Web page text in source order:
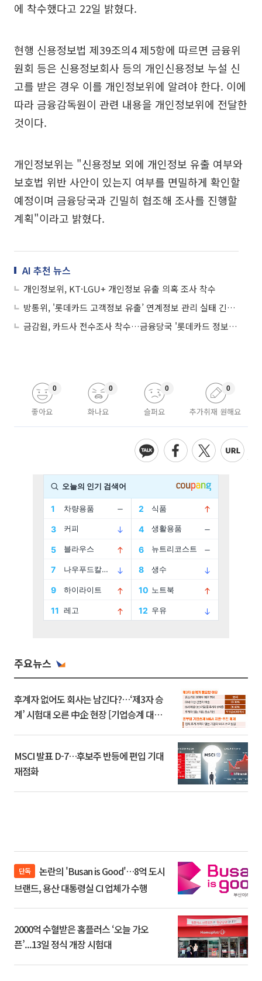
에 착수했다고 22일 밝혔다.
현행 신용정보법 제39조의4 제5항에 따르면 금융위
원회 등은 신용정보회사 등의 개인신용정보 누설 신
고를 받은 경우 이를 개인정보위에 알려야 한다. 이에
따라 금융감독원이 관련 내용을 개인정보위에 전달한
것이다.
개인정보위는 "신용정보 외에 개인정보 유출 여부와
보호법 위반 사안이 있는지 여부를 면밀하게 확인할
예정이며 금융당국과 긴밀히 협조해 조사를 진행할
계획"이라고 밝혔다.
AI 추천 뉴스
개인정보위, KT·LGU+ 개인정보 유출 의혹 조사 착수
방통위, '롯데카드 고객정보 유출’ 연계정보 관리 실태 긴급 점검
금감원, 카드사 전수조사 착수…금융당국 '롯데카드 정보유출' 긴급 대책회의
좋아요
0
화나요
0
슬퍼요
0
추가취재 원해요
0
주요뉴스
후계자 없어도 회사는 남긴다?…‘제3자 승
계’ 시험대 오른 中企 현장 [기업승계 대전
MSCI 발표 D-7…후보주 반등에 편입 기대
재점화
단독
브랜드, 용산 대통령실 CI 업체가 수행
2000억 수혈받은 홈플러스 ‘오늘 가오
픈’...13일 정식 개장 시험대